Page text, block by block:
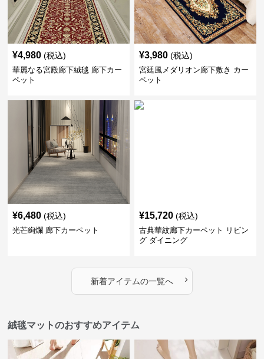
¥4,980 (税込)
華麗なる宮殿廊下絨毯 廊下カー
ペット
¥3,980 (税込)
宮廷風メダリオン廊下敷き カー
ペット
¥6,480 (税込)
光芒絢爛 廊下カーペット
¥15,720 (税込)
古典華紋廊下カーペット リビン
グ ダイニング
新着アイテムの一覧へ ›
絨毯マットのおすすめアイテム